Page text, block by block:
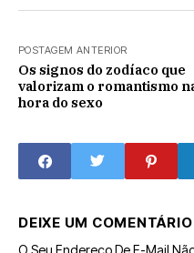
POSTAGEM ANTERIOR
Os signos do zodíaco que
valorizam o romantismo
hora do sexo
DEIXE UM COMENTÁRIO
O Seu Endereço De E-Mail